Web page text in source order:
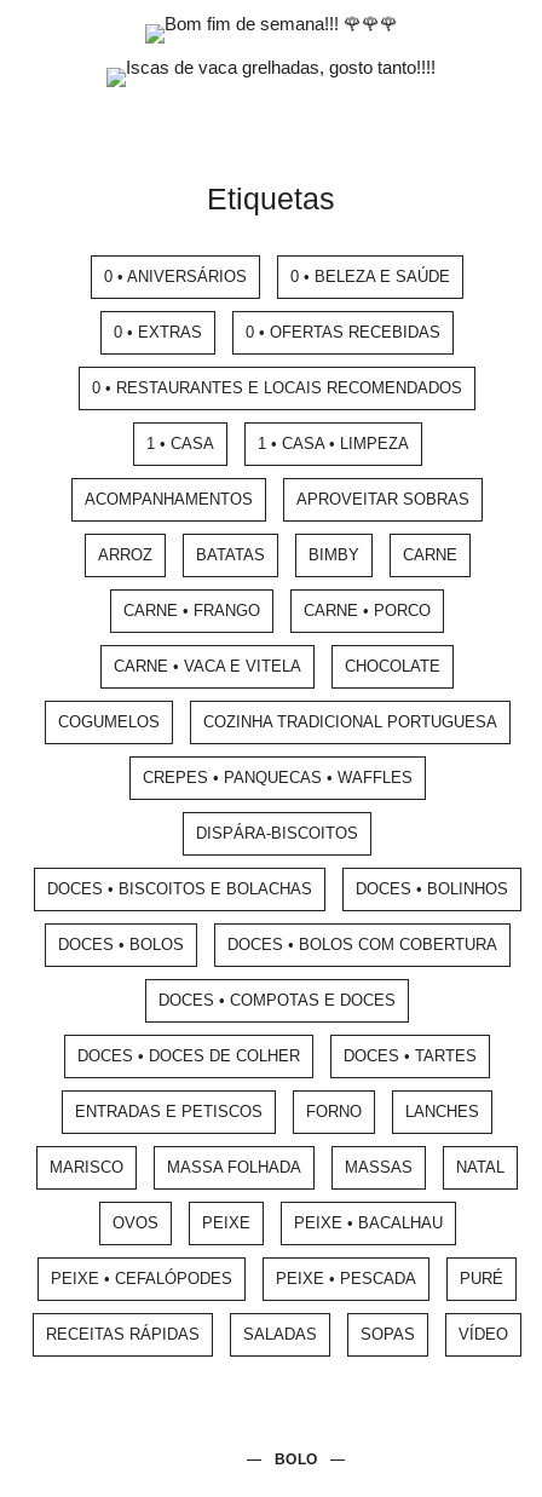
Etiquetas
0 • ANIVERSÁRIOS 0 • BELEZA E SAÚDE
0 • EXTRAS 0 • OFERTAS RECEBIDAS
0 • RESTAURANTES E LOCAIS RECOMENDADOS
1 • CASA 1 • CASA • LIMPEZA
ACOMPANHAMENTOS APROVEITAR SOBRAS
ARROZ BATATAS BIMBY CARNE
CARNE • FRANGO CARNE • PORCO
CARNE • VACA E VITELA CHOCOLATE
COGUMELOS COZINHA TRADICIONAL PORTUGUESA
CREPES • PANQUECAS • WAFFLES
DISPÁRA-BISCOITOS
DOCES • BISCOITOS E BOLACHAS DOCES • BOLINHOS
DOCES • BOLOS DOCES • BOLOS COM COBERTURA
DOCES • COMPOTAS E DOCES
DOCES • DOCES DE COLHER DOCES • TARTES
ENTRADAS E PETISCOS FORNO LANCHES
MARISCO MASSA FOLHADA MASSAS NATAL
OVOS PEIXE PEIXE • BACALHAU
PEIXE • CEFALÓPODES PEIXE • PESCADA PURÉ
RECEITAS RÁPIDAS SALADAS SOPAS VÍDEO
BOLO